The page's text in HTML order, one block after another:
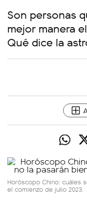
Son personas
mejor manera
Qué dice la
Horóscopo Chino: cuáles
el comienzo de julio 2023.